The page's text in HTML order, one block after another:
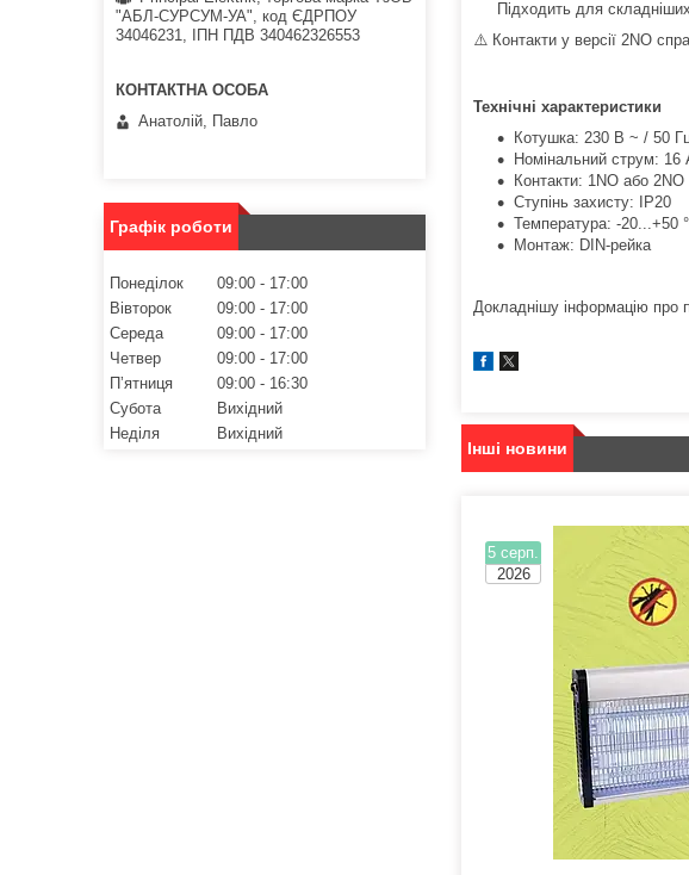
Підходить для
⚠️ Контакти у версії 2NO
Технічні характеристики
Котушка: 230 В ~ / 50
Номінальний струм: 16
Контакти: 1NO або 2NO
Ступінь захисту: IP20
Температура: -20...+50
Монтаж: DIN-рейка
Докладнішу інформацію про
Інші новини
5 серп.
2026
"АБЛ-СУРСУМ-УА", код ЄДРПОУ
34046231, ІПН ПДВ 340462326553
Анатолій, Павло
Графік роботи
Понеділок 09:00
17:00
Вівторок
09:00
17:00
Середа
09:00
17:00
Четвер
09:00
17:00
Пʼятниця
09:00
16:30
Субота
Вихідний
Неділя
Вихідний